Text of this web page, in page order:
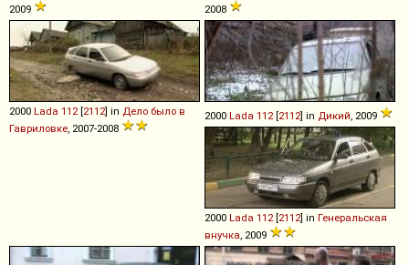
2009
2008
2000 Lada 112[2112] in Дело было в
Гавриловке, 2007-2008
2000 Lada 112[2112] in Дикий, 2009
2000 Lada 112[2112] in Генеральская
внучка, 2009